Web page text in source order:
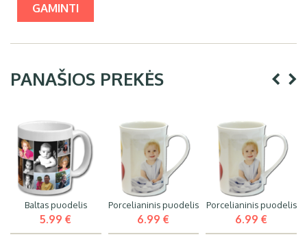
GAMINTI
PANAŠIOS PREKĖS
Baltas puodelis
5.99 €
Porcelianinis puodelis
6.99 €
Porcelianinis puodelis
6.99 €